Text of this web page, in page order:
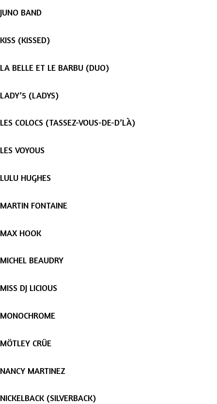
JUNO BAND
KISS (KISSED)
LA BELLE ET LE BARBU (DUO)
LADY’5 (LADYS)
LES COLOCS (TASSEZ-VOUS-DE-D’LÀ)
LES VOYOUS
LULU HUGHES
MARTIN FONTAINE
MAX HOOK
MICHEL BEAUDRY
MISS DJ LICIOUS
MONOCHROME
MÖTLEY CRÜE
NANCY MARTINEZ
NICKELBACK (SILVERBACK)